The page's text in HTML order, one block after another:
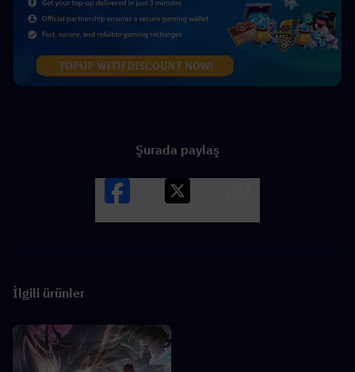
Şurada paylaş
İlgili ürünler